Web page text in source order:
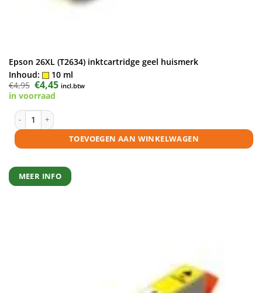
Epson 26XL (T2634) inktcartridge geel huismerk
Inhoud:
10 ml
€4,95 Oorspronkelijke
prijs
was:
€4,45Huidige
prijs
incl.btw
in voorraad
Epson 26XL (T2634) inktcartridge geel huismerk aantal
TOEVOEGEN AAN WINKELWAGEN
MEER INFO